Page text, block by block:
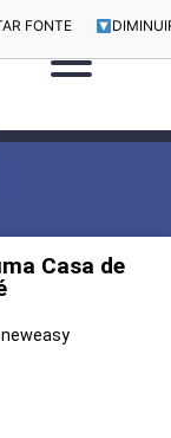
FONTE
Casa de